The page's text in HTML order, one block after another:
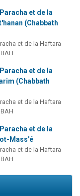
et de la
(Chabbath
et de la Haftara
et de la
(Chabbath
et de la Haftara
et de la
Mass'é
et de la Haftara